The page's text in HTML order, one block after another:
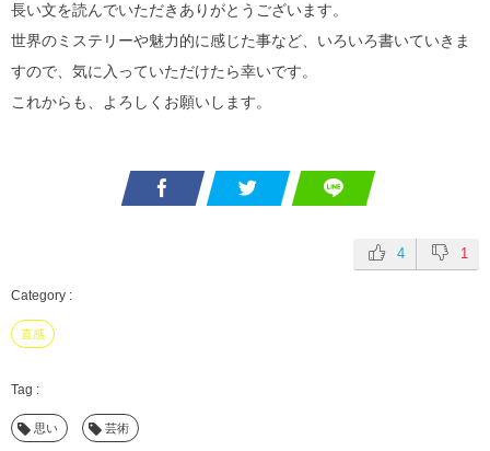
長い文を読んでいただきありがとうございます。
世界のミステリーや魅力的に感じた事など、いろいろ書いていきま
すので、気に入っていただけたら幸いです。
これからも、よろしくお願いします。
4 1
直感
思い 芸術